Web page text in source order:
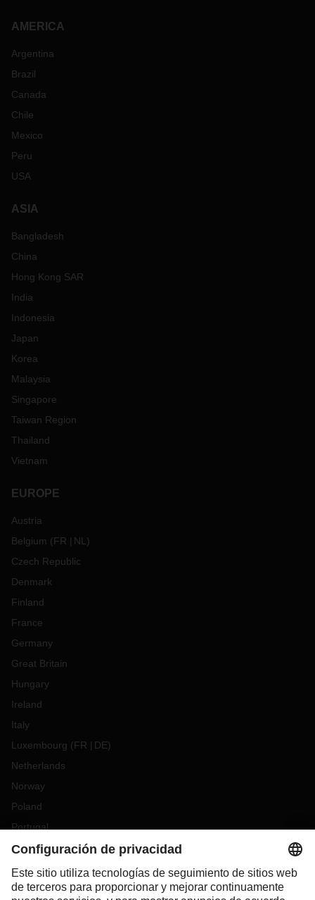
AMERICA
Argentina
Brazil
Canada
Chile
Mexico
Peru
USA
ASIA
Bangladesh
China
Hong Kong SAR
India
Indonesia
Japan
Korea
Malaysia
Singapore
Taiwan Region
Thailand
Vietnam
EUROPE
Austria
Belgium (FR NL )
Czech Republic
Denmark
Finland
France
Germany
Great Britain
Hungary
Ireland
Italy
Luxembourg (FR DE)
Netherlands
Norway
Poland
Portugal
Romania
Slovakia
Spain